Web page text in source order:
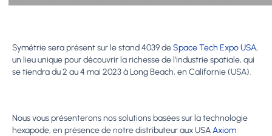
Symétrie sera présent sur le stand 4039 deSpace Tech Expo USA,
un lieu unique pour découvrir la richesse de l’industrie spatiale, qui
se tiendra du 2 au 4 mai 2023 à Long Beach, en Californie (USA).
Nous vous présenterons nos solutions basées sur la technologie
hexapode, en présence de notre distributeur aux USAAxiom